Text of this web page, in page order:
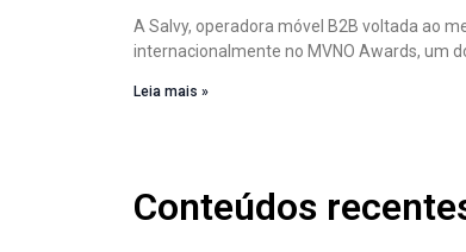
A Salvy, operadora móvel B2B voltada ao
internacionalmente no MVNO Awards, um
Leia mais »
Conteúdos